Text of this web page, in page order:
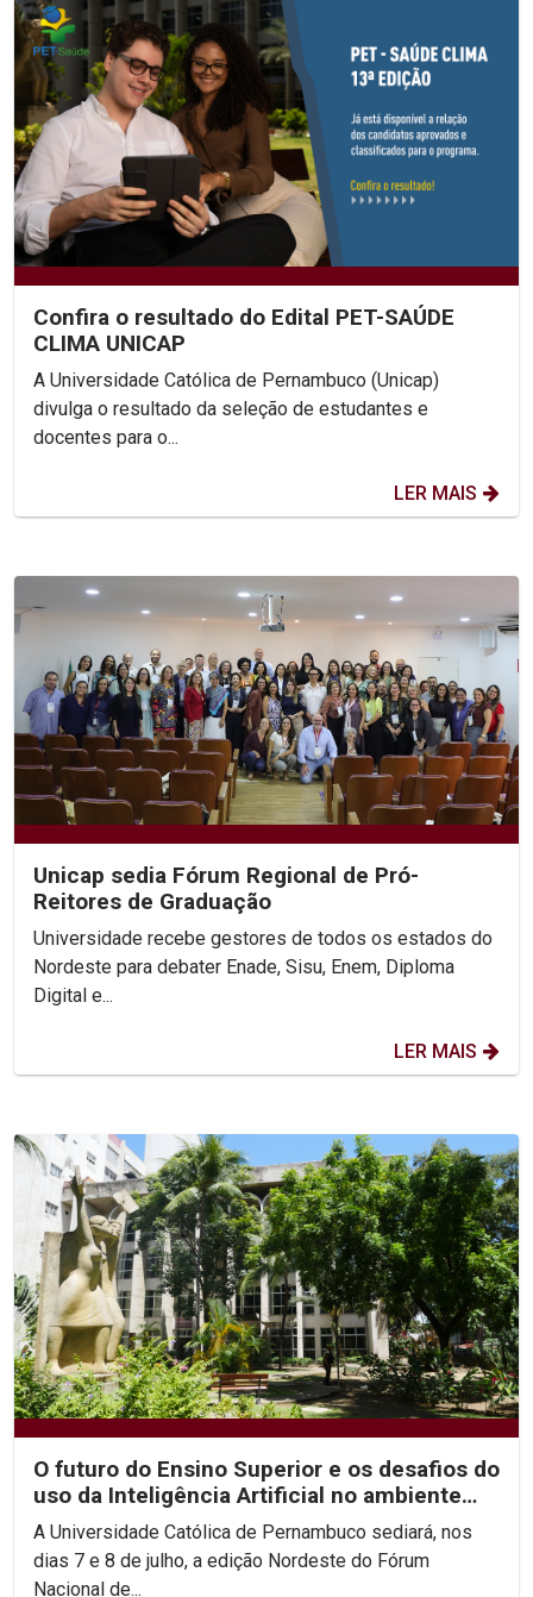
Confira o resultado do Edital PET-SAÚDE
CLIMA UNICAP
A Universidade Católica de Pernambuco (Unicap)
divulga o resultado da seleção de estudantes e
docentes para o...
LER MAIS
Unicap sedia Fórum Regional de Pró-
Reitores de Graduação
Universidade recebe gestores de todos os estados do
Nordeste para debater Enade, Sisu, Enem, Diploma
Digital e...
LER MAIS
O futuro do Ensino Superior e os desafios do
uso da Inteligência Artificial no ambiente
acadêmico...
A Universidade Católica de Pernambuco sediará, nos
dias 7 e 8 de julho, a edição Nordeste do Fórum
Nacional de...